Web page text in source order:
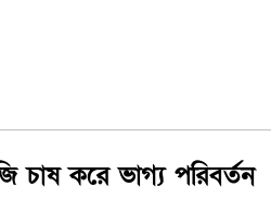
চাষ করে ভাগ্য পরিবর্তন